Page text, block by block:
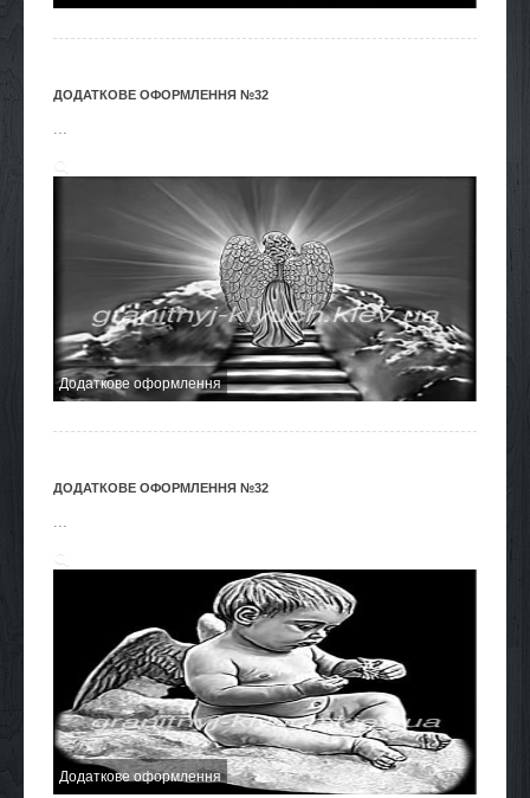
ДОДАТКОВЕ ОФОРМЛЕННЯ №32
Додаткове оформлення
ДОДАТКОВЕ ОФОРМЛЕННЯ №32
Додаткове оформлення